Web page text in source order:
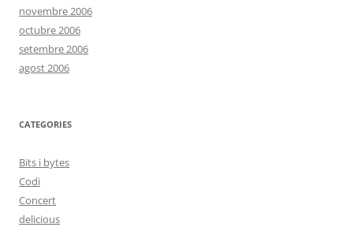
novembre 2006
octubre 2006
setembre 2006
agost 2006
CATEGORIES
Bits i bytes
Codi
Concert
delicious